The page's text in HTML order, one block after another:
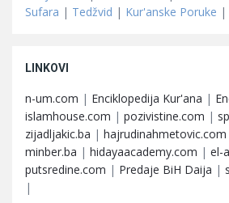
Sufara | Tedžvid | Kur'anske Poruke |
LINKOVI
n-um.com | Enciklopedija Kur'ana |
islamhouse.com | pozivistine.com |
zijadljakic.ba | hajrudinahmetovic.com
minber.ba | hidayaacademy.com | el-
putsredine.com | Predaje BiH Daija |
|